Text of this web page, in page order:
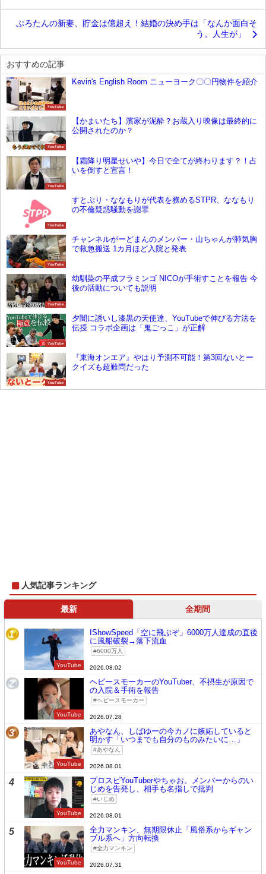
ぷろたんの新妻、貯金は億超え！結婚の決め手は「なんか面白そ
う。人生が」
おすすめの記事
YouTube
Kevin's English Room ニューヨーク〇〇円物件を紹介
YouTube
【かまいたち】濱家が泥酔？お蔵入り映像は最終的に
公開されたのか？
YouTube
【霜降り明星せいや】今日で全てが終わります？！占
いを倒すと宣言！
YouTube
すとぷり・ななもりが代表を務めるSTPR、ななもり
の不倫疑惑騒動を謝罪
YouTube
チャンネルがーどまんのメンバー・山ちゃんが肺気胸
で救急搬送 1カ月ほど入院と発表
YouTube
幼馴染の平成フラミンゴ NICOが手術すことを報告 今
後の活動についても説明
YouTube
夕闇に誘いし漆黒の天使達、YouTubeで伸びる方法を
伝授 コラボ企画は「鬼ごっこ」が正解
YouTube
『東海オンエア』やはり予測不可能！第3回ないとー
クイズも超難問だった
人気記事ランキング
最新 全期間
1
YouTube
IShowSpeed「空に飛ぶぞ」6000万人達成の直後
に風船破裂→落下流血
6000万人
2026.08.02
2
YouTube
ヘビースモーカーのYouTuber、不摂生が原因で
の入院＆手術を報告
ヘビースモーカー
2026.07.28
3
YouTube
あやなん、しばゆーの今カノに嫉妬していると
明かす「いつまでも自分のものみたいに…」
あやなん
2026.08.01
4
YouTube
プロスピYouTuberやちゃお。メンバーからのい
じめを告発し、相手も名指しで批判
いじめ
2026.08.01
5
YouTube
全力マンキン、無期限休止「風俗系からギャン
ブル系へ」方向転換
全力マンキン
2026.07.31